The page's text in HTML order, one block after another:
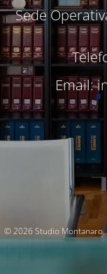
Sede
Email:
© 2026 Studio Montanaro.